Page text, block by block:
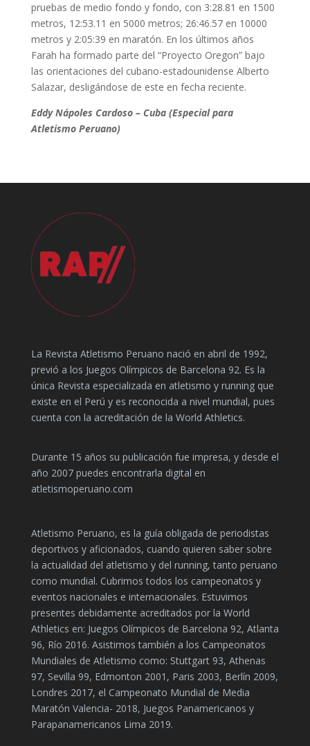
pruebas de medio fondo y fondo, con 3:28.81 en 1500
metros, 12:53.11 en 5000 metros; 26:46.57 en 10000
metros y 2:05:39 en maratón. En los últimos años
Farah ha formado parte del “Proyecto Oregon” bajo
las orientaciones del cubano-estadounidense Alberto
Salazar, desligándose de este en fecha reciente.
Eddy Nápoles Cardoso – Cuba (Especial para
Atletismo Peruano)
La Revista Atletismo Peruano nació en abril de 1992,
previó a los Juegos Olímpicos de Barcelona 92. Es la
única Revista especializada en atletismo y running que
existe en el Perú y es reconocida a nivel mundial, pues
cuenta con la acreditación de la World Athletics.
Durante 15 años su publicación fue impresa, y desde el
año 2007 puedes encontrarla digital en
atletismoperuano.com
Atletismo Peruano, es la guía obligada de periodistas
deportivos y aficionados, cuando quieren saber sobre
la actualidad del atletismo y del running, tanto peruano
como mundial. Cubrimos todos los campeonatos y
eventos nacionales e internacionales. Estuvimos
presentes debidamente acreditados por la World
Athletics en: Juegos Olímpicos de Barcelona 92, Atlanta
96, Río 2016. Asistimos también a los Campeonatos
Mundiales de Atletismo como: Stuttgart 93, Athenas
97, Sevilla 99, Edmonton 2001, Paris 2003, Berlín 2009,
Londres 2017, el Campeonato Mundial de Media
Maratón Valencia- 2018, Juegos Panamericanos y
Parapanamericanos Lima 2019.